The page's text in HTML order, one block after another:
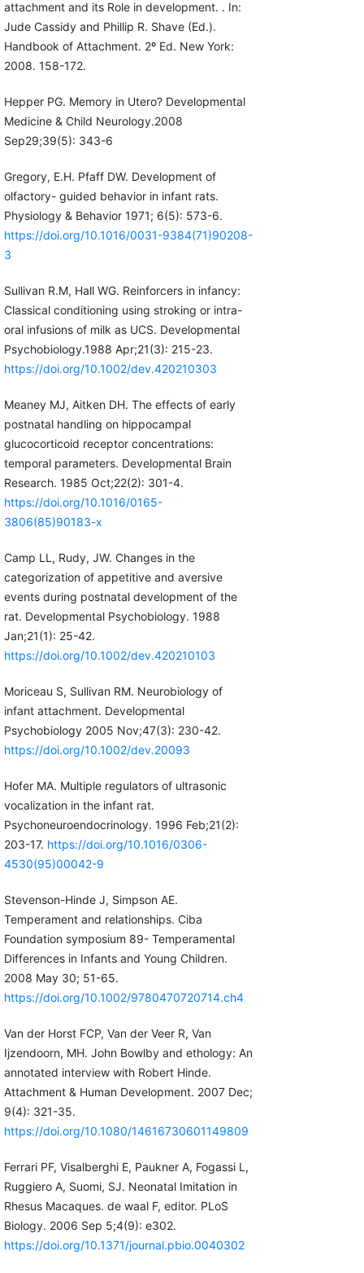
attachment and its Role in development. . In:
Jude Cassidy and Phillip R. Shave (Ed.).
Handbook of Attachment. 2º Ed. New York:
2008. 158-172.
Hepper PG. Memory in Utero? Developmental
Medicine & Child Neurology.2008
Sep29;39(5): 343-6
Gregory, E.H. Pfaff DW. Development of
olfactory- guided behavior in infant rats.
Physiology & Behavior 1971; 6(5): 573-6.
https://doi.org/10.1016/0031-9384(71)90208-
3
Sullivan R.M, Hall WG. Reinforcers in infancy:
Classical conditioning using stroking or intra-
oral infusions of milk as UCS. Developmental
Psychobiology.1988 Apr;21(3): 215-23.
https://doi.org/10.1002/dev.420210303
Meaney MJ, Aitken DH. The effects of early
postnatal handling on hippocampal
glucocorticoid receptor concentrations:
temporal parameters. Developmental Brain
Research. 1985 Oct;22(2): 301-4.
https://doi.org/10.1016/0165-
3806(85)90183-x
Camp LL, Rudy, JW. Changes in the
categorization of appetitive and aversive
events during postnatal development of the
rat. Developmental Psychobiology. 1988
Jan;21(1): 25-42.
https://doi.org/10.1002/dev.420210103
Moriceau S, Sullivan RM. Neurobiology of
infant attachment. Developmental
Psychobiology 2005 Nov;47(3): 230-42.
https://doi.org/10.1002/dev.20093
Hofer MA. Multiple regulators of ultrasonic
vocalization in the infant rat.
Psychoneuroendocrinology. 1996 Feb;21(2):
203-17. https://doi.org/10.1016/0306-
4530(95)00042-9
Stevenson-Hinde J, Simpson AE.
Temperament and relationships. Ciba
Foundation symposium 89- Temperamental
Differences in Infants and Young Children.
2008 May 30; 51-65.
https://doi.org/10.1002/9780470720714.ch4
Van der Horst FCP, Van der Veer R, Van
Ijzendoorn, MH. John Bowlby and ethology: An
annotated interview with Robert Hinde.
Attachment & Human Development. 2007 Dec;
9(4): 321-35.
https://doi.org/10.1080/14616730601149809
Ferrari PF, Visalberghi E, Paukner A, Fogassi L,
Ruggiero A, Suomi, SJ. Neonatal Imitation in
Rhesus Macaques. de waal F, editor. PLoS
Biology. 2006 Sep 5;4(9): e302.
https://doi.org/10.1371/journal.pbio.0040302